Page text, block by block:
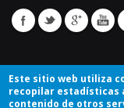
Este sitio web utiliza
recopilar estadísticas
contenido de otros